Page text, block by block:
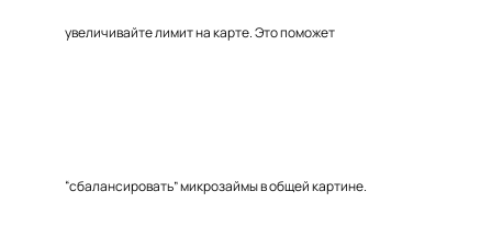
увеличивайте лимит на карте. Это поможет
“сбалансировать” микрозаймы в общей картине.